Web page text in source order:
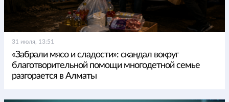
31 июля, 13:51
«Забрали мясо и сладости»: скандал вокруг
благотворительной помощи многодетной семье
разгорается в Алматы